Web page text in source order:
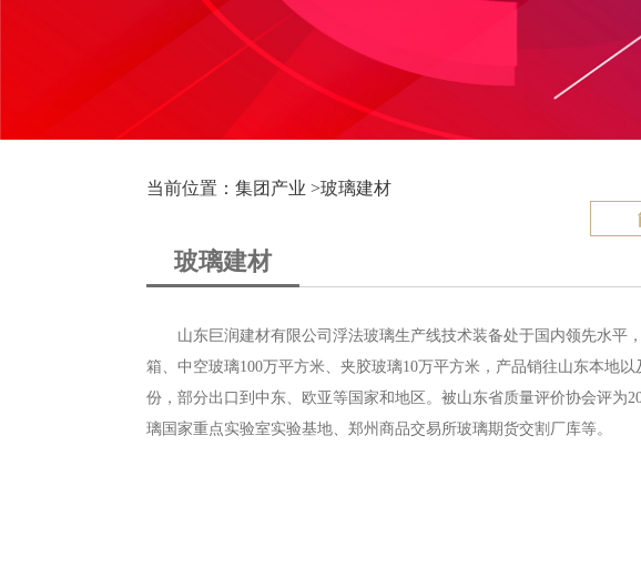
当前位置：集团产业 >玻璃建材
玻璃建材
山东巨润建材有限公司浮法玻璃生产线技术装备处于国内领先水平
箱、中空玻璃100万平方米、夹胶玻璃10万平方米，产品销往山东本地
份，部分出口到中东、欧亚等国家和地区。被山东省质量评价协会评为
璃国家重点实验室实验基地、郑州商品交易所玻璃期货交割厂库等。